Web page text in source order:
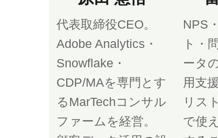
代表取締役CEO。
Adobe Analytics・
Snowflake・
CDP/MAを専門とす
るMarTechコンサル
ファームを経営。
NPS
ト・
ータ
用支
リス
で使